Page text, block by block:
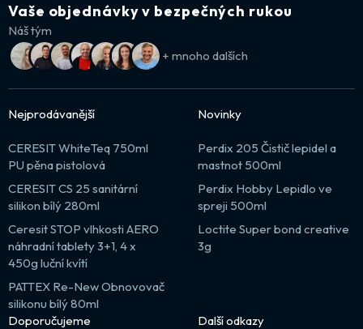
Vaše objednávky v bezpečných rukou
Náš tým
+ mnoho dalších
Nejprodávanější
CERESIT WhiteTeq 750ml
PU pěna pistolová
CERESIT CS 25 sanitární
silikon bílý 280ml
Ceresit STOP vlhkosti AERO
náhradní tablety 3+1, 4 x
450g luční kvítí
PATTEX Re-New Obnovovač
silikonu bílý 80ml
Novinky
Perdix 205 Čistič lepidel a
mastnot 500ml
Perdix Hobby Lepidlo ve
spreji 500ml
Loctite Super bond creative
3g
Doporučujeme Další odkazy